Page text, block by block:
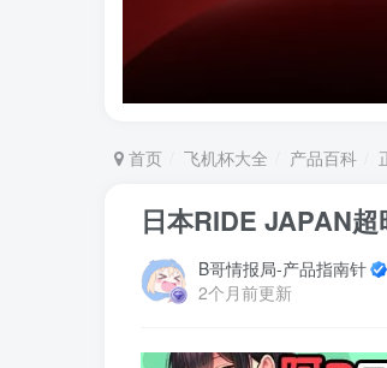
首页 飞机杯大全 产品百科
日本RIDE JAPAN
B哥情报局-产品指南针
2个月前更新